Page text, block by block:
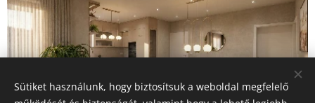
Sütiket használunk, hogy biztosítsuk a weboldal megfelelő